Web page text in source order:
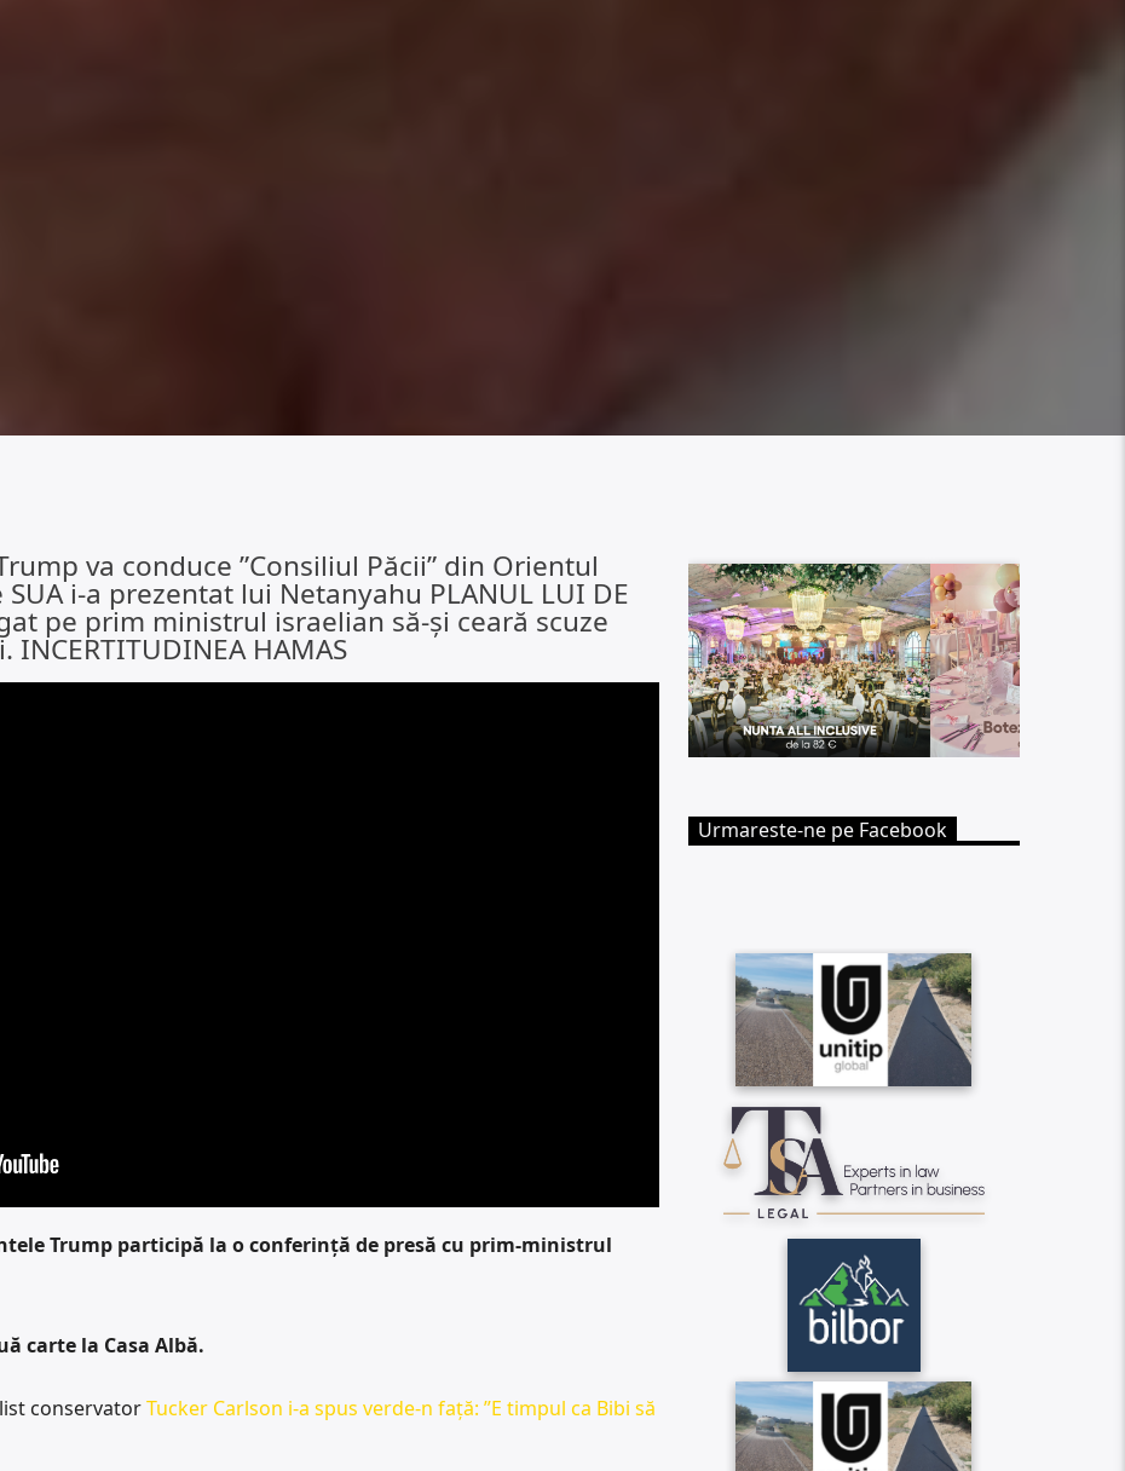
va conduce ”Consiliul Păcii” din Orientul
i-a prezentat lui Netanyahu PLANUL LUI DE
pe prim ministrul israelian să-și ceară scuze
HAMAS
Trump participă la o conferință de presă cu prim-ministrul
carte la Casa Albă.
conservatorTucker Carlson i-a spus verde-n față: ”E timpul ca Bibi să
Urmareste-ne pe Facebook